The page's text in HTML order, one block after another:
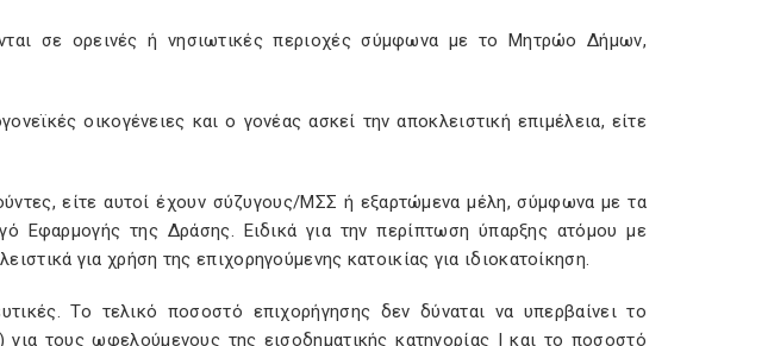
σε ορεινές ή νησιωτικές περιοχές σύμφωνα με το Μητρώο Δήμων,
οικογένειες και ο γονέας ασκεί την αποκλειστική επιμέλεια, είτε
είτε αυτοί έχουν σύζυγους/ΜΣΣ ή εξαρτώμενα μέλη, σύμφωνα με τα
Εφαρμογής της Δράσης. Ειδικά για την περίπτωση ύπαρξης ατόμου με
για χρήση της επιχορηγούμενης κατοικίας για ιδιοκατοίκηση.
Το τελικό ποσοστό επιχορήγησης δεν δύναται να υπερβαίνει το
τους ωφελούμενους της εισοδηματικής κατηγορίας Ι και το ποσοστό